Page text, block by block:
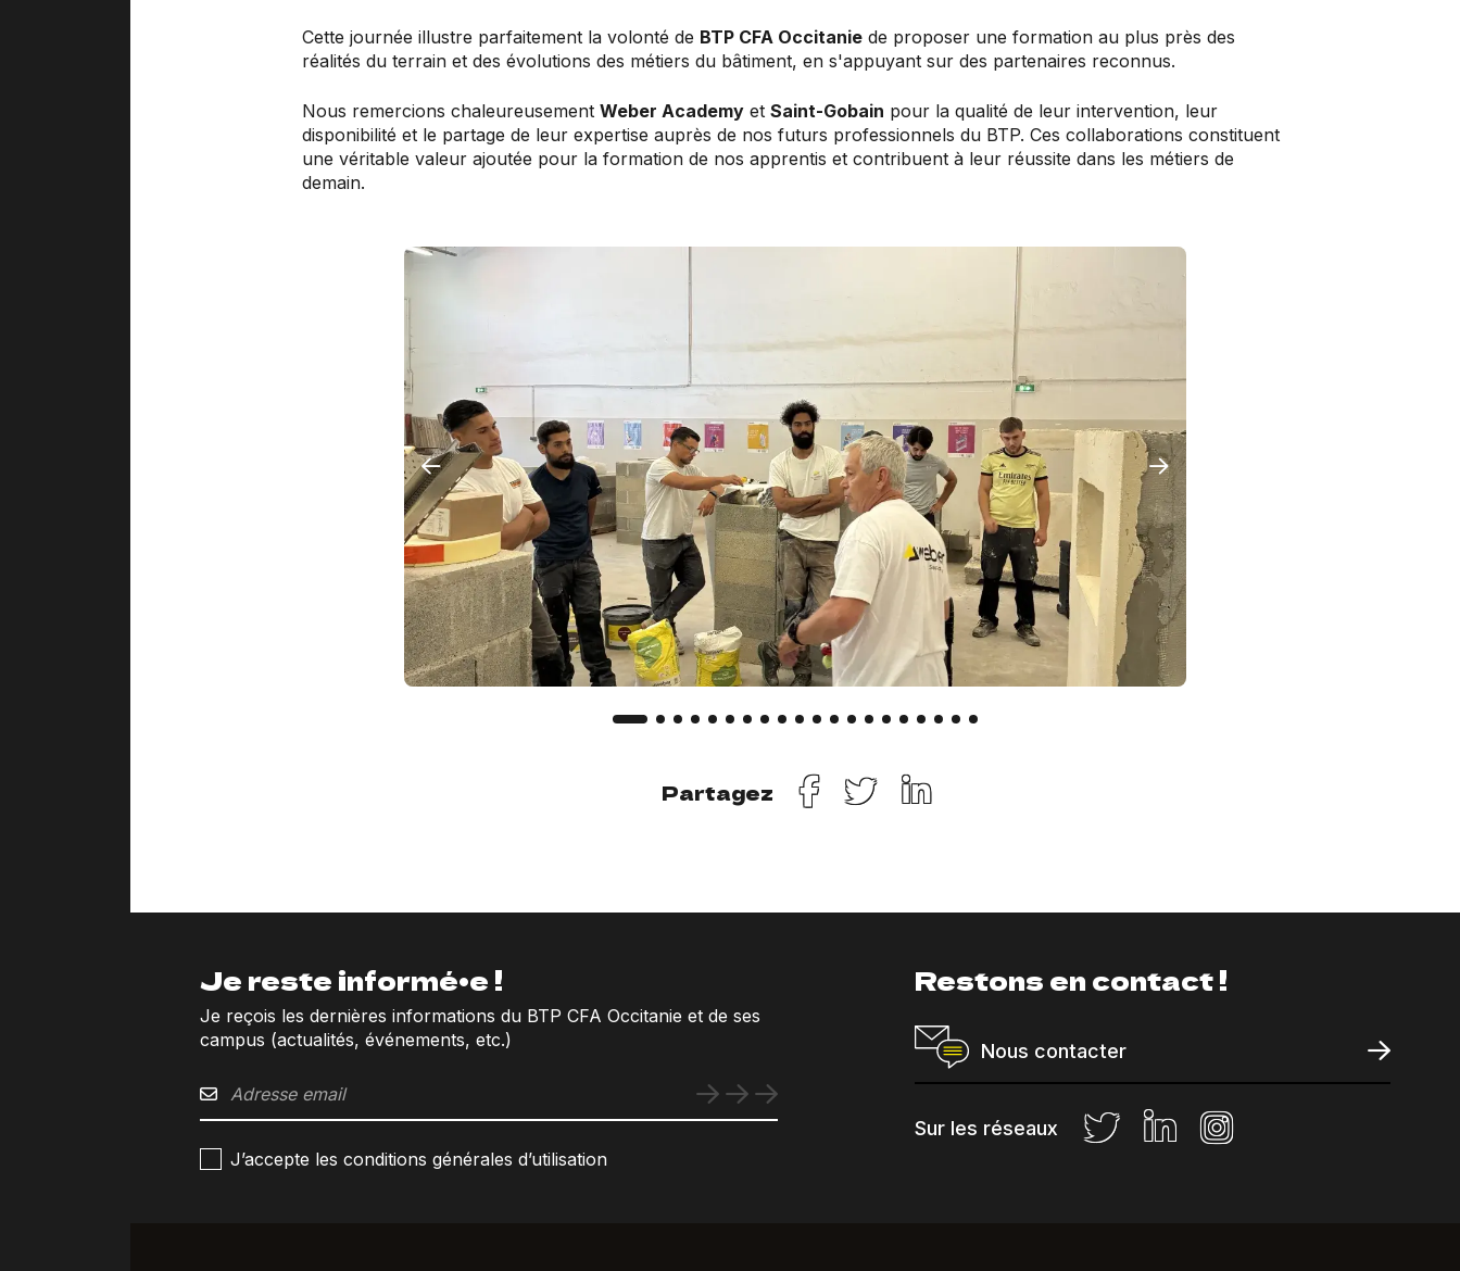
Cette journée illustre parfaitement la volonté de BTP CFA Occitanie de proposer une formation au plus près des
réalités du terrain et des évolutions des métiers du bâtiment, en s'appuyant sur des partenaires reconnus.
Nous remercions chaleureusement Weber Academy et Saint-Gobain pour la qualité de leur intervention, leur
disponibilité et le partage de leur expertise auprès de nos futurs professionnels du BTP. Ces collaborations constituent
une véritable valeur ajoutée pour la formation de nos apprentis et contribuent à leur réussite dans les métiers de
demain.
Partagez
Je reste informé•e !
Je reçois les dernières informations du BTP CFA Occitanie et de ses
campus (actualités, événements, etc.)
J’accepte les conditions générales d’utilisation
Restons en contact !
Nous contacter
Sur les réseaux